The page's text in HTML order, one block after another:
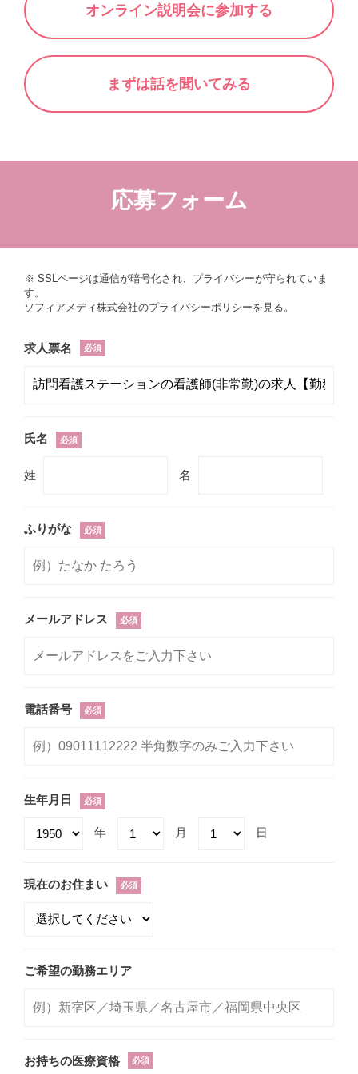
オンライン説明会に参加する
まずは話を聞いてみる
応募フォーム
※ SSLページは通信が暗号化され、プライバシーが守られていま
す。
ソフィアメディ株式会社のプライバシーポリシーを見る。
求人票名 必須
氏名 必須
姓 名
ふりがな 必須
メールアドレス 必須
電話番号 必須
生年月日 必須
年 月 日
現在のお住まい 必須
ご希望の勤務エリア
お持ちの医療資格 必須